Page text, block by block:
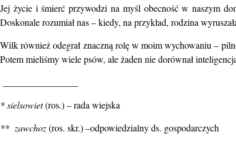
Jej życie i śmierć przywodzi na myśl obecność w naszym
Doskonale rozumiał nas – kiedy, na przykład, rodzina
Wilk również odegrał znaczną rolę w moim wychowaniu –
Potem mieliśmy wiele psów, ale żaden nie dorównał
* sielsowiet(ros.) – rada wiejska
** zawchoz(ros. skr.) –odpowiedzialny ds. gospodarczych